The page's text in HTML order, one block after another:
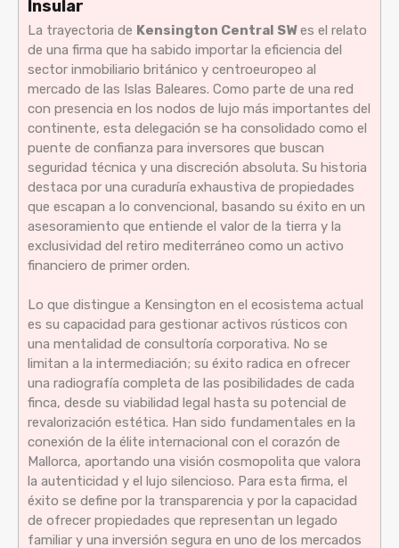
Insular
La trayectoria de Kensington Central SWes el relato
de una firma que ha sabido importar la eficiencia del
sector inmobiliario británico y centroeuropeo al
mercado de las Islas Baleares. Como parte de una red
con presencia en los nodos de lujo más importantes del
continente, esta delegación se ha consolidado como el
puente de confianza para inversores que buscan
seguridad técnica y una discreción absoluta. Su historia
destaca por una curaduría exhaustiva de propiedades
que escapan a lo convencional, basando su éxito en un
asesoramiento que entiende el valor de la tierra y la
exclusividad del retiro mediterráneo como un activo
financiero de primer orden.
Lo que distingue a Kensington en el ecosistema actual
es su capacidad para gestionar activos rústicos con
una mentalidad de consultoría corporativa. No se
limitan a la intermediación; su éxito radica en ofrecer
una radiografía completa de las posibilidades de cada
finca, desde su viabilidad legal hasta su potencial de
revalorización estética. Han sido fundamentales en la
conexión de la élite internacional con el corazón de
Mallorca, aportando una visión cosmopolita que valora
la autenticidad y el lujo silencioso. Para esta firma, el
éxito se define por la transparencia y por la capacidad
de ofrecer propiedades que representan un legado
familiar y una inversión segura en uno de los mercados